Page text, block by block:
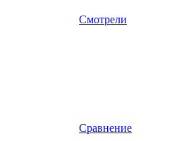
Смотрели
Сравнение